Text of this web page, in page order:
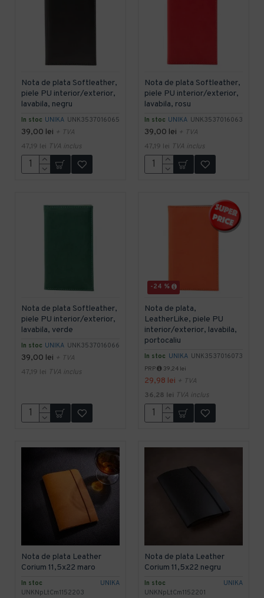
In stoc UNIKA UNK3537016065
Nota de plata Softleather,
piele PU interior/exterior,
lavabila, negru
39,00 lei + TVA
47,19 lei TVA inclus
In stoc UNIKA UNK3537016063
Nota de plata Softleather,
piele PU interior/exterior,
lavabila, rosu
39,00 lei + TVA
47,19 lei TVA inclus
In stoc UNIKA UNK3537016066
Nota de plata Softleather,
piele PU interior/exterior,
lavabila, verde
39,00 lei + TVA
47,19 lei TVA inclus
-24 %
In stoc UNIKA UNK3537016073
Nota de plata,
LeatherLike, piele PU
interior/exterior, lavabila,
portocaliu
PRP 39,24 lei
29,98 lei + TVA
36,28 lei TVA inclus
In stoc
UNIKA
UNKNpLtCm1152203
Nota de plata Leather
Corium 11,5x22 maro
In stoc
UNIKA
UNKNpLtCm1152201
Nota de plata Leather
Corium 11,5x22 negru